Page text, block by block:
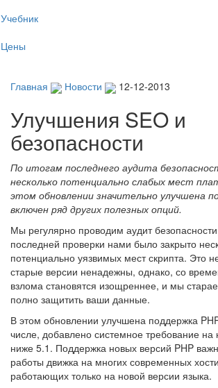
Учебник
Цены
Главная Новости 12-12-2013
Улучшения SEO и
безопасности
По итогам последнего аудита
несколько потенциально слабых мест
этом обновлении значительно улучшена
включен ряд других полезных опций.
Мы регулярно проводим аудит
последней проверки нами было закрыто
потенциально уязвимых мест скрипта. Это
старые версии ненадежны, однако, со
взлома становятся изощреннее, и мы
полно защитить ваши данные.
В этом обновлении улучшена поддержка
числе, добавлено системное требование на
ниже 5.1. Поддержка новых версий PHP
работы движка на многих современных
работающих только на новой версии языка.